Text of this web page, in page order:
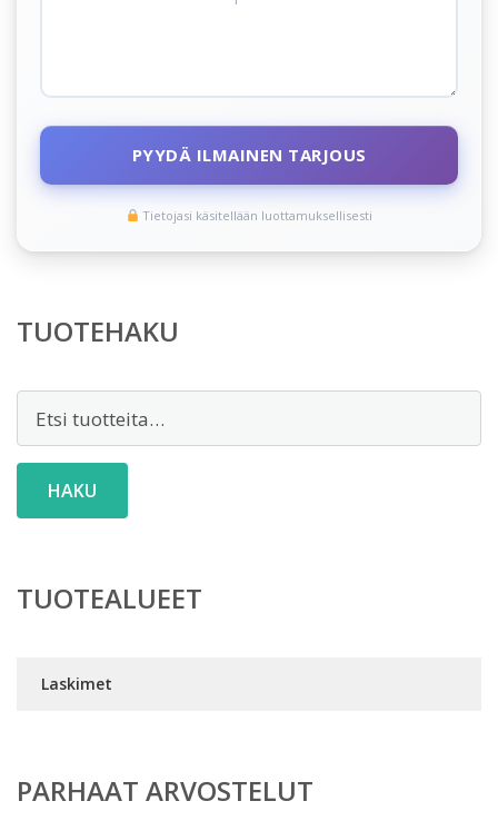
PYYDÄ ILMAINEN TARJOUS
Tietojasi käsitellään luottamuksellisesti
TUOTEHAKU
HAKU
TUOTEALUEET
Laskimet
PARHAAT ARVOSTELUT